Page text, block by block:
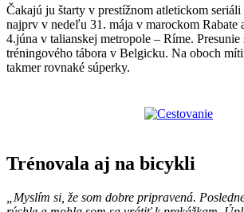
Čakajú ju štarty v prestížnom atletickom
najprv v nedeľu 31. mája v marockom Rabate
4.júna v talianskej metropole – Ríme. Presunie
tréningového tábora v Belgicku. Na oboch
takmer rovnaké súperky.
Trénovala aj na bicykli
„Myslím si, že som dobre pripravená.